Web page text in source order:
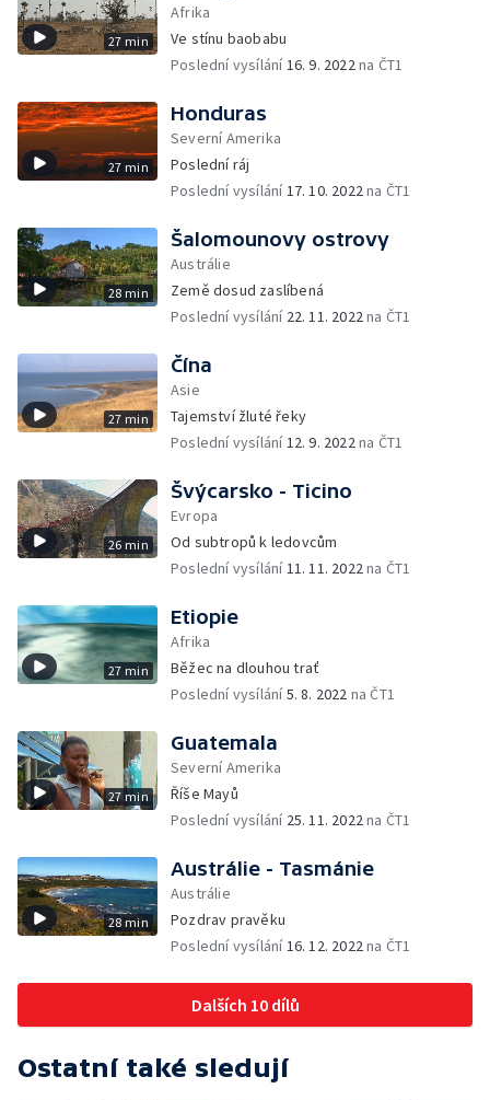
27 min
Afrika
Ve stínu baobabu
Poslední vysílání16. 9. 2022na ČT1
27 min
Honduras
Severní Amerika
Poslední ráj
Poslední vysílání17. 10. 2022na ČT1
28 min
Šalomounovy ostrovy
Austrálie
Země dosud zaslíbená
Poslední vysílání 22. 11. 2022na ČT1
27 min
Čína
Asie
Tajemství žluté řeky
Poslední vysílání12. 9. 2022na ČT1
26 min
Švýcarsko - Ticino
Evropa
Od subtropů k ledovcům
Poslední vysílání11. 11. 2022na ČT1
27 min
Etiopie
Afrika
Běžec na dlouhou trať
Poslední vysílání5. 8. 2022 na ČT1
27 min
Guatemala
Severní Amerika
Říše Mayů
Poslední vysílání 25. 11. 2022na ČT1
28 min
Austrálie - Tasmánie
Austrálie
Pozdrav pravěku
Poslední vysílání16. 12. 2022na ČT1
Dalších 10 dílů
Ostatní také sledují